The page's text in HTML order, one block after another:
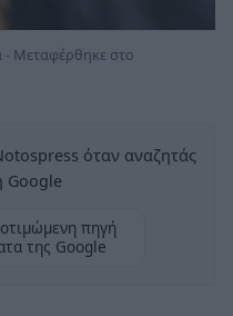
- Μεταφέρθηκε στο
όταν αναζητάς
Google
πηγή
της Google